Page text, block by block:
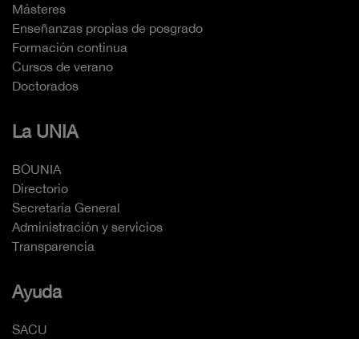
Másteres
Enseñanzas propias de posgrado
Formación continua
Cursos de verano
Doctorados
La UNIA
BOUNIA
Directorio
Secretaría General
Administración y servicios
Transparencia
Ayuda
SACU